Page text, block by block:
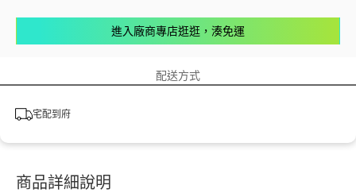
進入廠商專店逛逛，湊免運
配送方式
宅配到府
商品詳細說明